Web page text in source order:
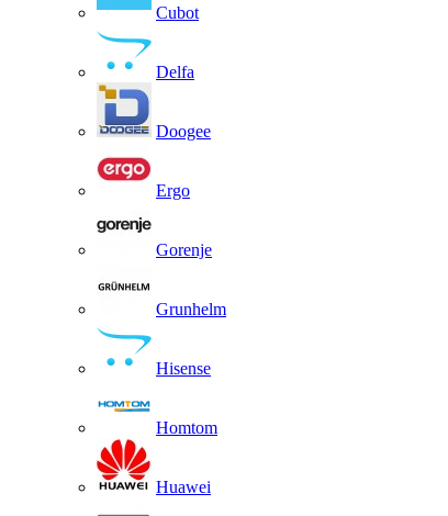
Cubot
Delfa
Doogee
Ergo
Gorenje
Grunhelm
Hisense
Homtom
Huawei